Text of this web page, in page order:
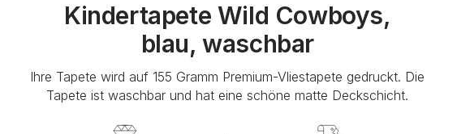
Kindertapete Wild Cowboys,
blau, waschbar
Ihre Tapete wird auf 155 Gramm Premium-Vliestapete gedruckt. Die
Tapete ist waschbar und hat eine schöne matte Deckschicht.